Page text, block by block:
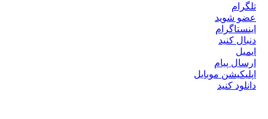
تلگرام
عضو شوید
اینستاگرام
دنبال کنید
ایمیل
ارسال پیام
اپلیکیشن موبایل
دانلود کنید